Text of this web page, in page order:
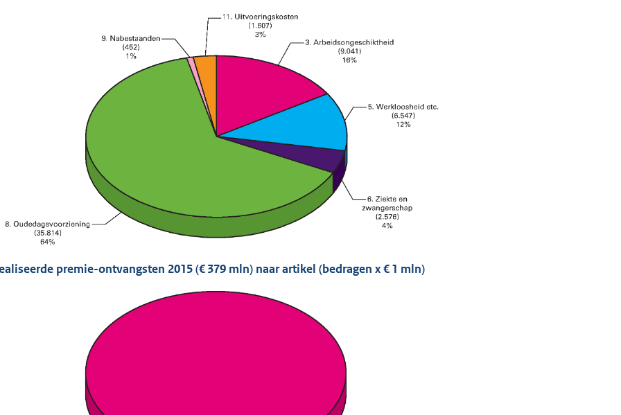
premie-ontvangsten 2015 (€ 379 mln) naar artikel (bedragen x € 1 mln)